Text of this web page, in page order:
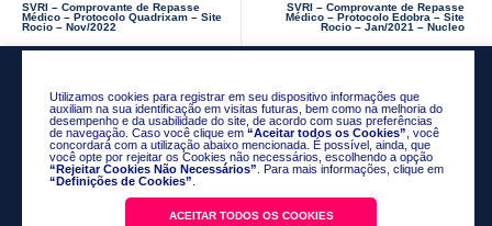
SVRI – Comprovante de Repasse
Médico – Protocolo Quadrixam – Site
Rocio – Nov/2022
SVRI – Comprovante de Repasse
Médico – Protocolo Edobra – Site
Rocio – Jan/2021 – Nucleo
Utilizamos cookies para registrar em seu dispositivo informações que
auxiliam na sua identificação em visitas futuras, bem como na melhoria do
desempenho e da usabilidade do site, de acordo com suas preferências
de navegação. Caso você clique em “Aceitar todos os Cookies” , você
concordará com a utilização abaixo mencionada. É possível, ainda, que
você opte por rejeitar os Cookies não necessários, escolhendo a opção
“Rejeitar Cookies Não Necessários” . Para mais informações, clique em
“Definições de Cookies”
ACEITAR TODOS OS COOKIES